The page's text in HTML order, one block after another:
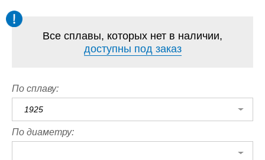
Все сплавы, которых нет в наличии,
доступны под заказ
По сплаву:
1925
По диаметру: